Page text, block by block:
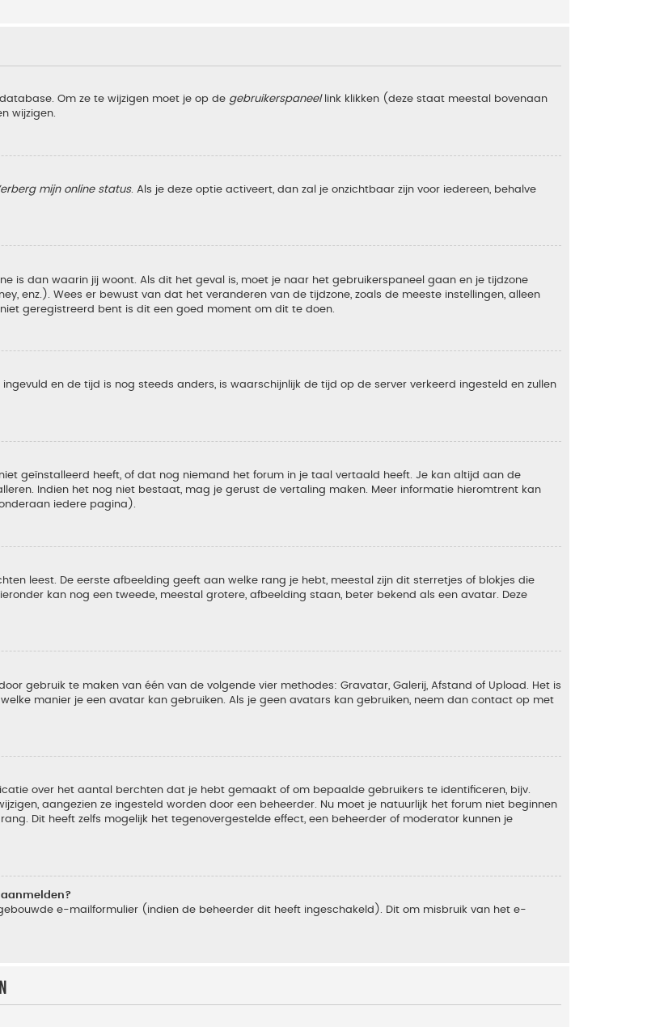
Om ze te wijzigen moet je op de gebruikerspaneellink klikken (deze staat meestal bovenaan
wijzigen.
mijn online status. Als je deze optie activeert, dan zal je onzichtbaar zijn voor iedereen, behalve
is dan waarin jij woont. Als dit het geval is, moet je naar het gebruikerspaneel gaan en je tijdzone
enz.). Wees er bewust van dat het veranderen van de tijdzone, zoals de meeste instellingen, alleen
geregistreerd bent is dit een goed moment om dit te doen.
en de tijd is nog steeds anders, is waarschijnlijk de tijd op de server verkeerd ingesteld en zullen
geïnstalleerd heeft, of dat nog niemand het forum in je taal vertaald heeft. Je kan altijd aan de
Indien het nog niet bestaat, mag je gerust de vertaling maken. Meer informatie hieromtrent kan
iedere pagina).
leest. De eerste afbeelding geeft aan welke rang je hebt, meestal zijn dit sterretjes of blokjes die
kan nog een tweede, meestal grotere, afbeelding staan, beter bekend als een avatar. Deze
gebruik te maken van één van de volgende vier methodes: Gravatar, Galerij, Afstand of Upload. Het is
manier je een avatar kan gebruiken. Als je geen avatars kan gebruiken, neem dan contact op met
over het aantal berchten dat je hebt gemaakt of om bepaalde gebruikers te identificeren, bijv.
aangezien ze ingesteld worden door een beheerder. Nu moet je natuurlijk het forum niet beginnen
Dit heeft zelfs mogelijk het tegenovergestelde effect, een beheerder of moderator kunnen je
e-mailformulier (indien de beheerder dit heeft ingeschakeld). Dit om misbruik van het e-